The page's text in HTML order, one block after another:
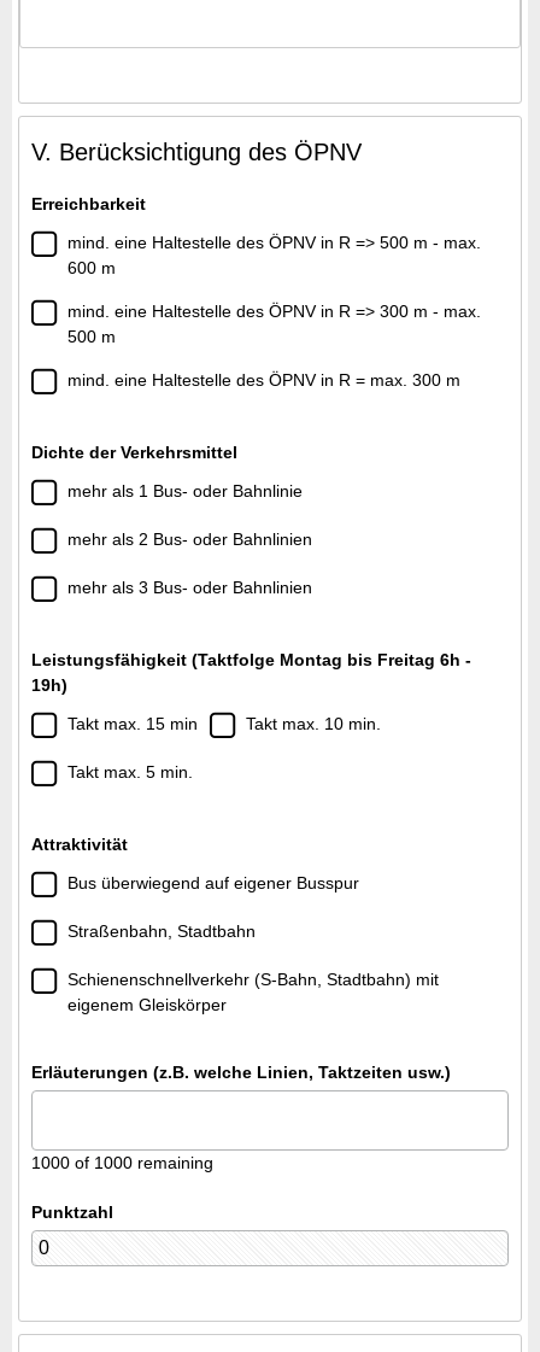
V. Berücksichtigung des ÖPNV
Erreichbarkeit
mind. eine Haltestelle des ÖPNV in R => 500 m - max.
600 m
mind. eine Haltestelle des ÖPNV in R => 300 m - max.
500 m
mind. eine Haltestelle des ÖPNV in R = max. 300 m
Dichte der Verkehrsmittel
mehr als 1 Bus- oder Bahnlinie
mehr als 2 Bus- oder Bahnlinien
mehr als 3 Bus- oder Bahnlinien
Leistungsfähigkeit (Taktfolge Montag bis Freitag 6h -
19h)
Takt max. 15 min
Takt max. 10 min.
Takt max. 5 min.
Attraktivität
Bus überwiegend auf eigener Busspur
Straßenbahn, Stadtbahn
Schienenschnellverkehr (S-Bahn, Stadtbahn) mit
eigenem Gleiskörper
Erläuterungen (z.B. welche Linien, Taktzeiten usw.)
1000 of 1000 remaining
Punktzahl